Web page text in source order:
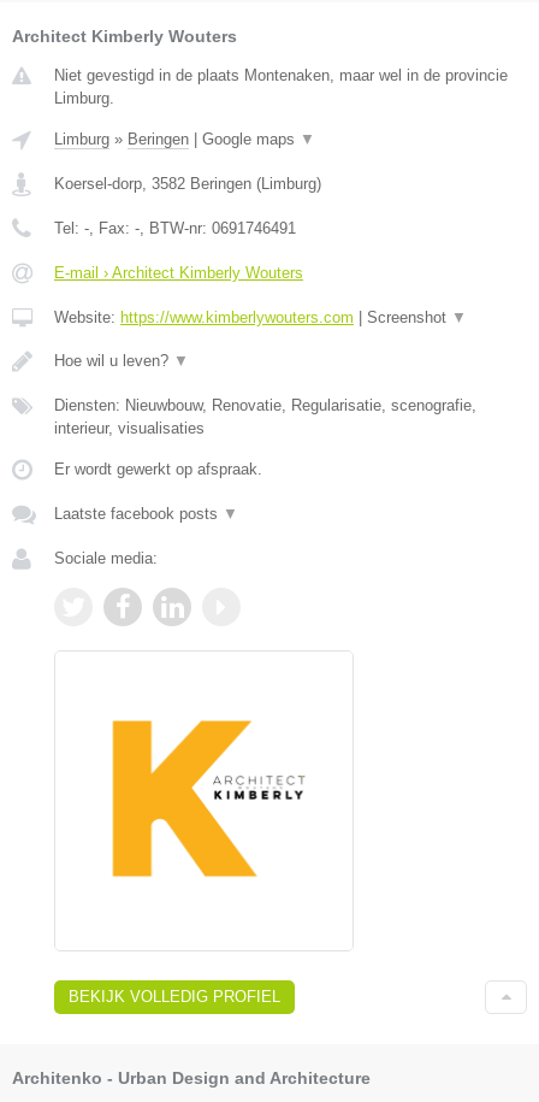
Architect Kimberly Wouters
Niet gevestigd in de plaats Montenaken, maar wel in de provincie
Limburg.
Limburg » Beringen Google maps ▼
Koersel-dorp, 3582 Beringen (Limburg)
Tel: -, Fax: -, BTW-nr: 0691746491
E-mail › Architect Kimberly Wouters
Website: https://www.kimberlywouters.com Screenshot ▼
Hoe wil u leven? ▼
Diensten: Nieuwbouw, Renovatie, Regularisatie, scenografie,
interieur, visualisaties
Er wordt gewerkt op afspraak.
Laatste facebook posts ▼
Sociale media:
BEKIJK VOLLEDIG PROFIEL
Architenko - Urban Design and Architecture